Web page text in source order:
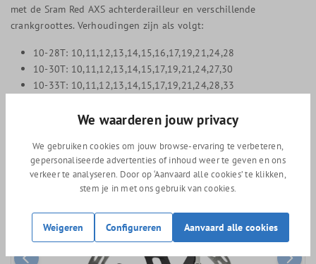
met de Sram Red AXS achterderailleur en verschillende
crankgroottes. Verhoudingen zijn als volgt:
10-28T: 10,11,12,13,14,15,16,17,19,21,24,28
10-30T: 10,11,12,13,14,15,17,19,21,24,27,30
10-33T: 10,11,12,13,14,15,17,19,21,24,28,33
Sram Red AXS groep
We waarderen jouw privacy
We gebruiken cookies om jouw browse-ervaring te verbeteren,
gepersonaliseerde advertenties of inhoud weer te geven en ons
verkeer te analyseren. Door op ‘Aanvaard alle cookies’ te klikken,
stem je in met ons gebruik van cookies.
Weigeren Configureren Aanvaard alle cookies